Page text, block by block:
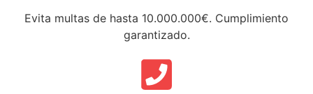
Evita multas de hasta 10.000.000€. Cumplimiento
garantizado.